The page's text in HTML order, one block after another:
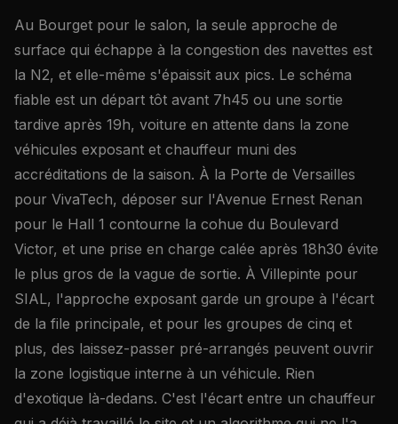
Au Bourget pour le salon, la seule approche de
surface qui échappe à la congestion des navettes est
la N2, et elle-même s'épaissit aux pics. Le schéma
fiable est un départ tôt avant 7h45 ou une sortie
tardive après 19h, voiture en attente dans la zone
véhicules exposant et chauffeur muni des
accréditations de la saison. À la Porte de Versailles
pour VivaTech, déposer sur l'Avenue Ernest Renan
pour le Hall 1 contourne la cohue du Boulevard
Victor, et une prise en charge calée après 18h30 évite
le plus gros de la vague de sortie. À Villepinte pour
SIAL, l'approche exposant garde un groupe à l'écart
de la file principale, et pour les groupes de cinq et
plus, des laissez-passer pré-arrangés peuvent ouvrir
la zone logistique interne à un véhicule. Rien
d'exotique là-dedans. C'est l'écart entre un chauffeur